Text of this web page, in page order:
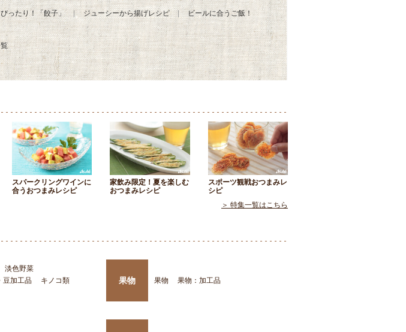
ったり！「餃子」 ジューシーから揚げレシピ ビールに合うご飯！
スパークリングワインに
合うおつまみレシピ
家飲み限定！夏を楽しむ
おつまみレシピ
スポーツ観戦おつまみレ
シピ
＞ 特集一覧はこちら
淡色野菜
豆加工品
キノコ類
果物 果物 果物：加工品